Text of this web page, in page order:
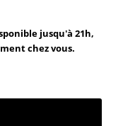
jusqu'à 21h,
chez vous.